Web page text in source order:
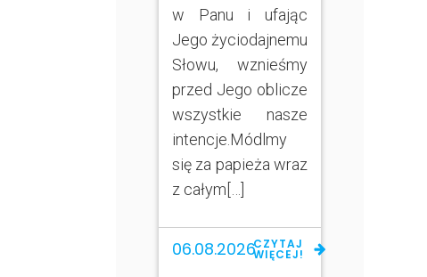
w Panu i ufając
Jego życiodajnemu
Słowu, wznieśmy
przed Jego oblicze
wszystkie nasze
intencje.Módlmy
się za papieża wraz
z całym[…]
06.08.2026CZYTAJ
WIĘCEJ!